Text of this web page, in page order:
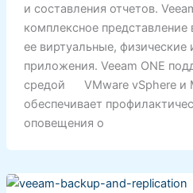
и составления отчетов.
комплексное
ее виртуальные, физические
приложения. Veeam ONE
средой VMware vSphere и
обеспечивает
оповещения о